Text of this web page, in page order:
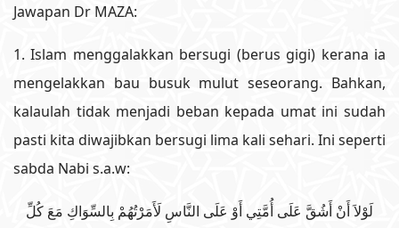
Jawapan Dr MAZA:
1. Islam menggalakkan bersugi (berus gigi) kerana ia
mengelakkan bau busuk mulut seseorang. Bahkan,
kalaulah tidak menjadi beban kepada umat ini sudah
pasti kita diwajibkan bersugi lima kali sehari. Ini seperti
sabda Nabi s.a.w:
لَوْلاَ أَنْ أَشُقَّ عَلَى أُمَّتِي أَوْ عَلَى النَّاسِ لَأَمَرْتُهُمْ بِالسِّوَاكِ مَعَ كُلِّ